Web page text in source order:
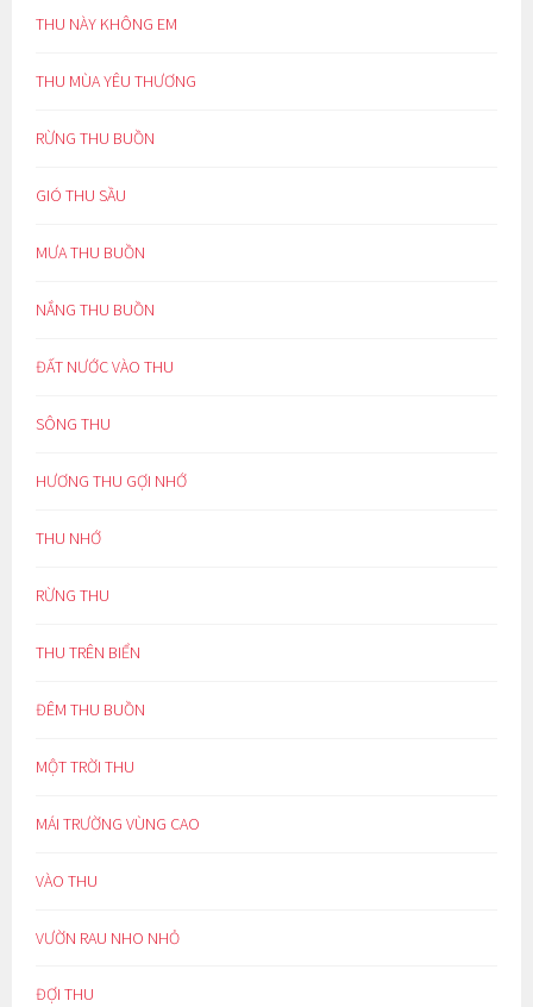
THU NÀY KHÔNG EM
THU MÙA YÊU THƯƠNG
RỪNG THU BUỒN
GIÓ THU SẦU
MƯA THU BUỒN
NẮNG THU BUỒN
ĐẤT NƯỚC VÀO THU
SÔNG THU
HƯƠNG THU GỢI NHỚ
THU NHỚ
RỪNG THU
THU TRÊN BIỂN
ĐÊM THU BUỒN
MỘT TRỜI THU
MÁI TRƯỜNG VÙNG CAO
VÀO THU
VƯỜN RAU NHO NHỎ
ĐỢI THU